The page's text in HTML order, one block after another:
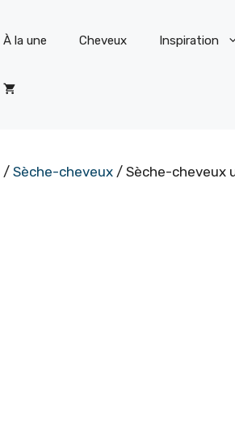
À la une Cheveux Inspiration
/ Sèche-cheveux / Sèche-cheveux